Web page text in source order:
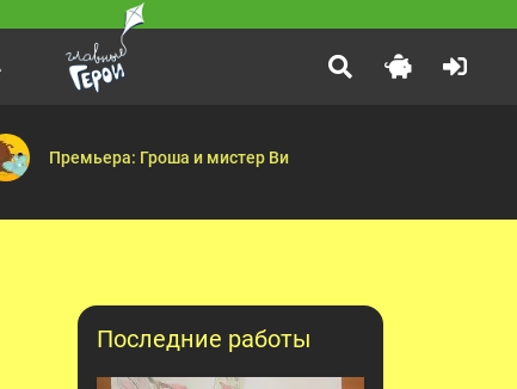
В честь этого события телеканал запускает
Барбоскины
Пчёлка — Матч — Колыбельная для Дружка — Опыт
Премьера: Гроша и мистер Ви
Последние работы